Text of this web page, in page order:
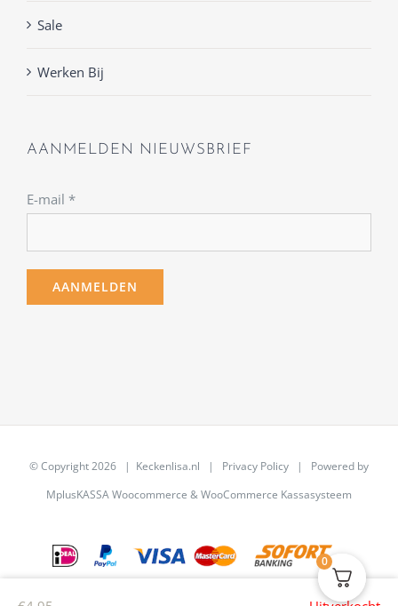
Sale
Werken Bij
AANMELDEN NIEUWSBRIEF
E-mail *
© Copyright2026 | Keckenlisa.nl | Privacy Policy | Powered by
MplusKASSA Woocommerce &WooCommerce Kassasysteem
0